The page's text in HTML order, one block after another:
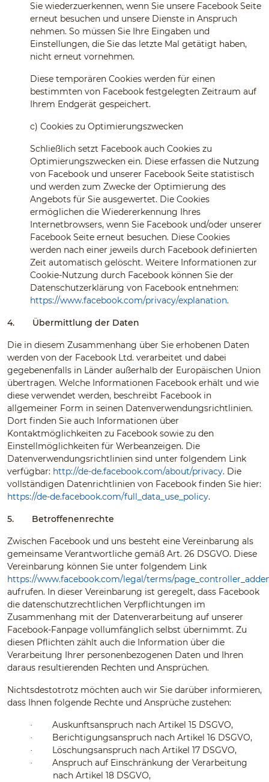
Sie wiederzuerkennen, wenn Sie unsere Facebook Seite
erneut besuchen und unsere Dienste in Anspruch
nehmen. So müssen Sie Ihre Eingaben und
Einstellungen, die Sie das letzte Mal getätigt haben,
nicht erneut vornehmen.
Diese temporären Cookies werden für einen
bestimmten von Facebook festgelegten Zeitraum auf
Ihrem Endgerät gespeichert.
c) Cookies zu Optimierungszwecken
Schließlich setzt Facebook auch Cookies zu
Optimierungszwecken ein. Diese erfassen die Nutzung
von Facebook und unserer Facebook Seite statistisch
und werden zum Zwecke der Optimierung des
Angebots für Sie ausgewertet. Die Cookies
ermöglichen die Wiedererkennung Ihres
Internetbrowsers, wenn Sie Facebook und/oder unserer
Facebook Seite erneut besuchen. Diese Cookies
werden nach einer jeweils durch Facebook definierten
Zeit automatisch gelöscht. Weitere Informationen zur
Cookie-Nutzung durch Facebook können Sie der
Datenschutzerklärung von Facebook entnehmen:
https://www.facebook.com/privacy/explanation.
4. Übermittlung der Daten
Die in diesem Zusammenhang über Sie erhobenen Daten
werden von der Facebook Ltd. verarbeitet und dabei
gegebenenfalls in Länder außerhalb der Europäischen Union
übertragen. Welche Informationen Facebook erhält und wie
diese verwendet werden, beschreibt Facebook in
allgemeiner Form in seinen Datenverwendungsrichtlinien.
Dort finden Sie auch Informationen über
Kontaktmöglichkeiten zu Facebook sowie zu den
Einstellmöglichkeiten für Werbeanzeigen. Die
Datenverwendungsrichtlinien sind unter folgendem Link
verfügbar: http://de-de.facebook.com/about/privacy. Die
vollständigen Datenrichtlinien von Facebook finden Sie hier:
https://de-de.facebook.com/full_data_use_policy.
5. Betroffenenrechte
Zwischen Facebook und uns besteht eine Vereinbarung als
gemeinsame Verantwortliche gemäß Art. 26 DSGVO. Diese
Vereinbarung können Sie unter folgendem Link
https://www.facebook.com/legal/terms/
aufrufen. In dieser Vereinbarung ist geregelt, dass Facebook
die datenschutzrechtlichen Verpflichtungen im
Zusammenhang mit der Datenverarbeitung auf unserer
Facebook-Fanpage vollumfänglich selbst übernimmt. Zu
diesen Pflichten zählt auch die Information über die
Verarbeitung Ihrer personenbezogenen Daten und Ihren
daraus resultierenden Rechten und Ansprüchen.
Nichtsdestotrotz möchten auch wir Sie darüber informieren,
dass Ihnen folgende Rechte und Ansprüche zustehen:
· Auskunftsanspruch nach Artikel 15 DSGVO,
· Berichtigungsanspruch nach Artikel 16 DSGVO,
· Löschungsanspruch nach Artikel 17 DSGVO,
·
Anspruch auf Einschränkung der Verarbeitung
nach Artikel 18 DSGVO,